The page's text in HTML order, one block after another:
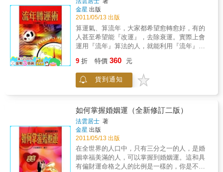
◎拓寬眼界：神奇的星曜故事，不一樣的天文
世界，刷新你的天文知識庫！
非常感謝學員們的幫忙蒐集資料，誠心地在此
說聲：謝謝大家！當然更要感謝購買本書的
您，也祝福您事事順利、闔家平安快樂！
看透命運，扭轉人生劣勢！命盤上有同樣一顆
星，為何別人大吉大利，我卻悽慘落魄？「一
人一款命」，說的正是這個道理，而決定命運
好壞的關鍵，就在紫微「四化」！四化指的是
化祿、化權、化科、化忌這四顆星，在經過行
運之後，四化不僅帶來截然不同的論命結果，
若要進一步深入細論內心深處與恩怨情仇，更
能看得精準、論得詳實。想要財運亨通、消災
解厄、遠離小人、婚姻美滿？只要掌握了紫微
奧義與四化行運，流傳千年的智慧將為你所
用，你不但能認清自己的命，更能掌握自己的
運！ 一書在手，教你輕鬆避險，選對正確的人
生方向！本書特色◎第一本詳論「十二宮四化
化象」之進階書籍！星情、星性、格局固然重
要，四化更是不可缺！四化星在我們紫微命盤
中有加分、減分的影響，更能決定你的命運！
本書異於傳統四化解析，將命盤十二宮之兩兩
四化關係、相互關係等等一一論述，這樣才能
金星 出版
2011/05/13 出版
算運氣、算流年，大家都希望愈轉愈好，有的
人甚至希望能『改運』，去除衰運。實際上會
運用『流年』算法的人，就能利用『流年』來
流年推算法，來控制好運到來的時間的利器。
一方面幫助大家趨吉避凶，另一方面幫助大家
把好運、強運像疊羅漢似的，一層一層堆高，
9 折 特價 360 元
貨到通知
如何掌握婚姻運（全新修訂二版）
法雲居士 著
金星 出版
2011/05/13 出版
在全世界的人口中，只有三分之一的人，是婚
姻幸福美滿的人，可以掌握到婚姻運。這和具
有偏財運命格之人的比例是一樣的，你是不是